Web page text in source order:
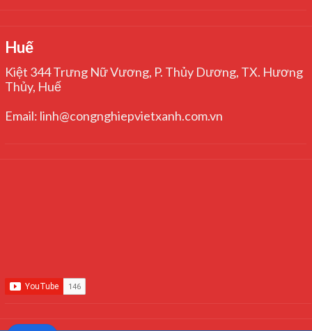
Huế
Kiệt 344 Trưng Nữ Vương, P. Thủy Dương, TX. Hương
Thủy, Huế
Email: linh@congnghiepvietxanh.com.vn